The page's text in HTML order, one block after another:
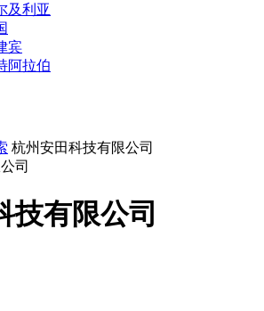
及利亚
宾
阿拉伯
杭州安田科技有限公司
技有限公司